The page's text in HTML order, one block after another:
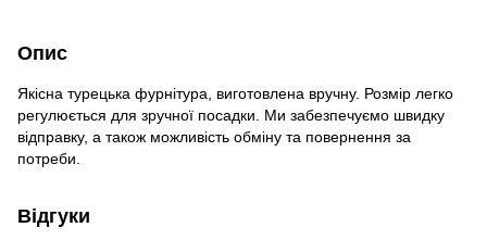
Опис
Якісна турецька фурнітура, виготовлена вручну. Розмір легко
регулюється для зручної посадки. Ми забезпечуємо швидку
відправку, а також можливість обміну та повернення за
потреби.
Відгуки